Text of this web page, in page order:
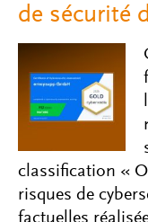
de sécurité
classification «
risques de